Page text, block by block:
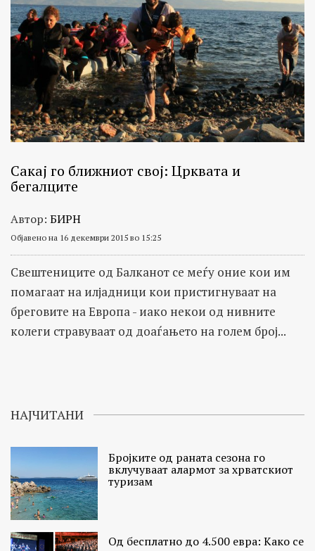
Сакај го ближниот свој: Црквата и
бегалците
Автор: БИРН
Објавено на 16 декември 2015 во 15:25
Свештениците од Балканот се меѓу оние кои им
помагаат на илјадници кои пристигнуваат на
бреговите на Европа - иако некои од нивните
колеги стравуваат од доаѓањето на голем број...
НАЈЧИТАНИ
Бројките од раната сезона го
вклучуваат алармот за хрватскиот
туризам
Од бесплатно до 4.500 евра: Како се